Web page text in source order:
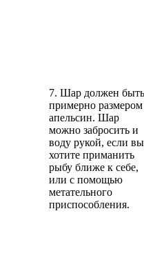
7. Шар должен быть
примерно размером
апельсин. Шар
можно забросить и
воду рукой, если вы
хотите приманить
рыбу ближе к себе,
или с помощью
метательного
приспособления.